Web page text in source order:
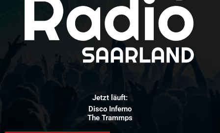
Jetzt läuft:
Disco Inferno
The Trammps